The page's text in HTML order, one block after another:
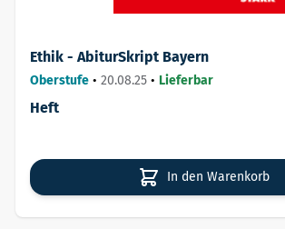
Ethik - AbiturSkript Bayern
Oberstufe • 20.08.25 • Lieferbar
Heft
In den Warenkorb